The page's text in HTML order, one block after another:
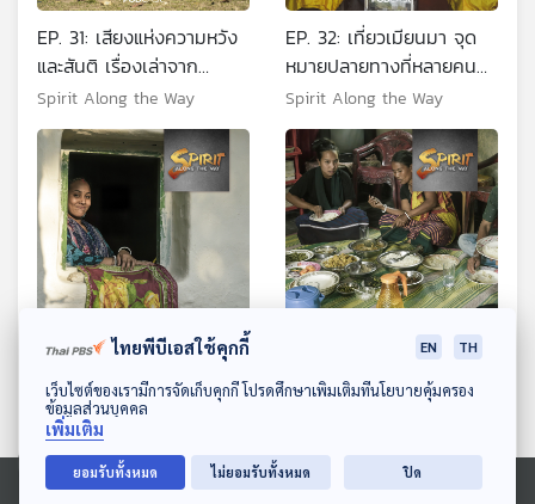
ดาวน์โหลด Thai PBS Podcast Application
EP. 31: เสียงแห่งความหวัง
และสันติ เรื่องเล่าจาก
สมรภูมิรบเมียนมา
Spirit Along the Way
EP. 32: เที่ยวเมียนมา จุด
หมายปลายทางที่หลายคน
คิดถึง
Spirit Along the Way
แต่งงานสุดขอบแดนอินเดีย
- บังกลาเทศ
Spirit Along the Way
EP. 34: บันทึกรสแห่ง
บังกลาเทศ
ไทยพีบีเอสใช้คุกกี้ EN TH
เว็บไซต์ของเรามีการจัดเก็บคุกกี้ โปรดศึกษาเพิ่มเติมที่นโยบายคุ้มครอง
ข้อมูลส่วนบุคคล
เพิ่มเติม
ยอมรับทั้งหมด ไม่ยอมรับทั้งหมด ปิด